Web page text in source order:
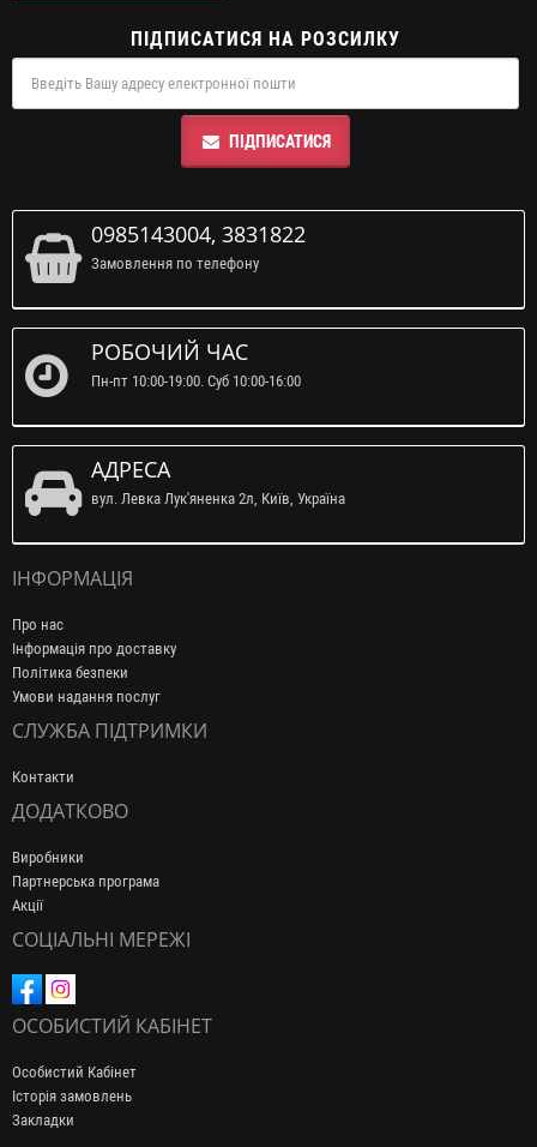
ПІДПИСАТИСЯ НА РОЗСИЛКУ
ПІДПИСАТИСЯ
0985143004, 3831822
Замовлення по телефону
РОБОЧИЙ ЧАС
Пн-пт 10:00-19:00. Суб 10:00-16:00
АДРЕСА
вул. Левка Лук'яненка 2л, Київ, Україна
ІНФОРМАЦІЯ
Про нас
Інформація про доставку
Політика безпеки
Умови надання послуг
СЛУЖБА ПІДТРИМКИ
Контакти
ДОДАТКОВО
Виробники
Партнерська програма
Акції
СОЦІАЛЬНІ МЕРЕЖІ
ОСОБИСТИЙ КАБІНЕТ
Особистий Кабінет
Історія замовлень
Закладки